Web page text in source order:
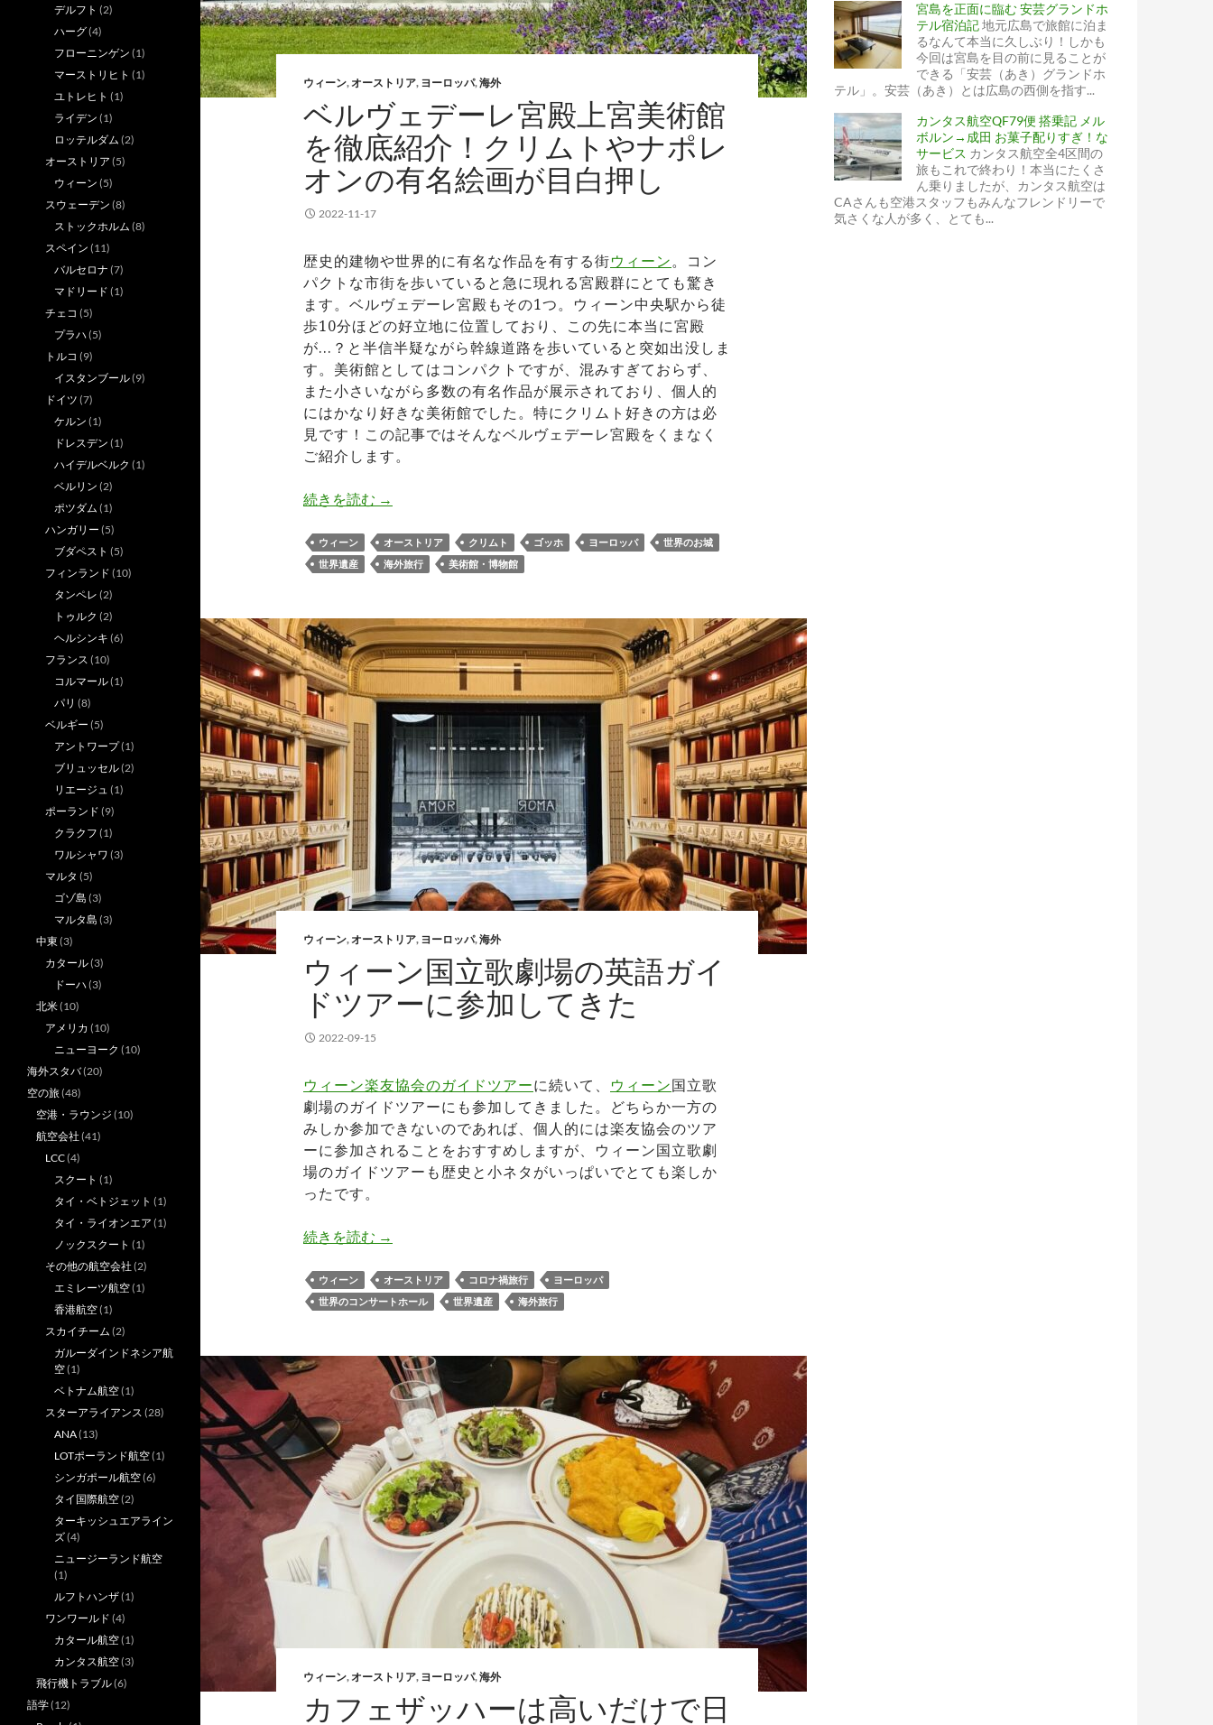
ウィーン,オーストリア, ヨーロッパ,海外
ベルヴェデーレ宮殿上宮美術館
を徹底紹介！クリムトやナポレ
オンの有名絵画が目白押し
2022-11-17
歴史的建物や世界的に有名な作品を有する街ウィーン。コン
パクトな市街を歩いていると急に現れる宮殿群にとても驚き
ます。ベルヴェデーレ宮殿もその1つ。ウィーン中央駅から徒
歩10分ほどの好立地に位置しており、この先に本当に宮殿
が…？と半信半疑ながら幹線道路を歩いていると突如出没しま
す。美術館としてはコンパクトですが、混みすぎておらず、
また小さいながら多数の有名作品が展示されており、個人的
にはかなり好きな美術館でした。特にクリムト好きの方は必
見です！この記事ではそんなベルヴェデーレ宮殿をくまなく
ご紹介します。
続きを読む ベルヴェデーレ宮殿上宮美術館を徹底紹介！クリムトやナポレオンの有名絵画が目白押し
→
ウィーン オーストリア クリムト ゴッホ ヨーロッパ
世界のお城
世界遺産
海外旅行 美術館・博物館
ウィーン,オーストリア, ヨーロッパ,海外
ウィーン国立歌劇場の英語ガイ
ドツアーに参加してきた
2022-09-15
ウィーン楽友協会のガイドツアーに続いて、 ウィーン国立歌
劇場のガイドツアーにも参加してきました。どちらか一方の
みしか参加できないのであれば、個人的には楽友協会のツア
ーに参加されることをおすすめしますが、ウィーン国立歌劇
場のガイドツアーも歴史と小ネタがいっぱいでとても楽しか
ったです。
続きを読む ウィーン国立歌劇場の英語ガイドツアーに参加してきた
→
ウィーン オーストリア コロナ禍旅行
ヨーロッパ
世界のコンサートホール
世界遺産 海外旅行
ウィーン,オーストリア, ヨーロッパ,海外
カフェザッハーは高いだけで日
宮島を正面に臨む 安芸グランドホ
テル宿泊記地元広島で旅館に泊ま
るなんて本当に久しぶり！しかも
今回は宮島を目の前に見ることが
できる「安芸（あき）グランドホ
テル」。安芸（あき）とは広島の西側を指す...
カンタス航空QF79便 搭乗記 メル
ボルン→成田 お菓子配りすぎ！な
サービス カンタス航空全4区間の
旅もこれで終わり！本当にたくさ
ん乗りましたが、カンタス航空は
CAさんも空港スタッフもみんなフレンドリーで
気さくな人が多く、とても...
デルフト (2)
ハーグ(4)
フローニンゲン (1)
マーストリヒト (1)
ユトレヒト (1)
ライデン (1)
ロッテルダム (2)
オーストリア (5)
ウィーン (5)
スウェーデン (8)
ストックホルム (8)
スペイン (11)
バルセロナ (7)
マドリード (1)
チェコ (5)
プラハ(5)
トルコ (9)
イスタンブール(9)
ドイツ (7)
ケルン (1)
ドレスデン (1)
ハイデルベルク (1)
ベルリン (2)
ポツダム (1)
ハンガリー (5)
ブダペスト (5)
フィンランド (10)
タンペレ (2)
トゥルク (2)
ヘルシンキ (6)
フランス (10)
コルマール(1)
パリ (8)
ベルギー (5)
アントワープ(1)
ブリュッセル(2)
リエージュ (1)
ポーランド (9)
クラクフ (1)
ワルシャワ (3)
マルタ (5)
ゴゾ島 (3)
マルタ島 (3)
中東 (3)
カタール(3)
ドーハ(3)
北米(10)
アメリカ (10)
ニューヨーク (10)
海外スタバ(20)
空の旅(48)
空港・ラウンジ (10)
航空会社 (41)
LCC(4)
スクート (1)
タイ・ベトジェット (1)
タイ・ライオンエア (1)
ノックスクート (1)
その他の航空会社 (2)
エミレーツ航空(1)
香港航空(1)
スカイチーム (2)
ガルーダインドネシア航
空(1)
ベトナム航空(1)
スターアライアンス (28)
ANA(13)
LOTポーランド航空(1)
シンガポール航空(6)
タイ国際航空(2)
ターキッシュエアライン
ズ(4)
ニュージーランド航空
(1)
ルフトハンザ(1)
ワンワールド (4)
カタール航空(1)
カンタス航空(3)
飛行機トラブル(6)
語学(12)